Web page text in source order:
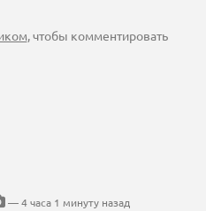
, чтобы комментировать
— 4 часа 1 минуту назад